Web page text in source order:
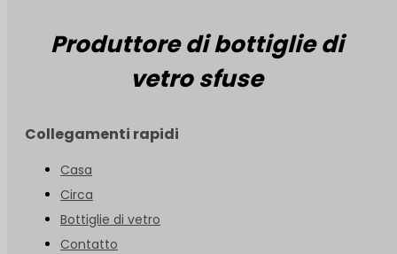
Produttore di bottiglie di
vetro sfuse
Collegamenti rapidi
Casa
Circa
Bottiglie di vetro
Contatto